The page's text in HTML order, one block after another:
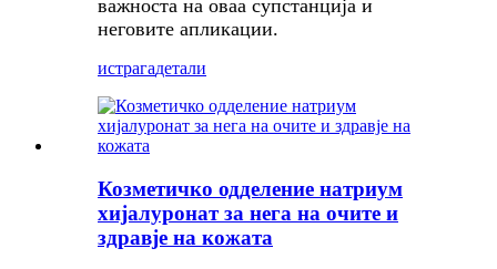
важноста на оваа супстанција и
неговите апликации.
истрагадетали
Козметичко одделение натриум
хијалуронат за нега на очите и
здравје на кожата